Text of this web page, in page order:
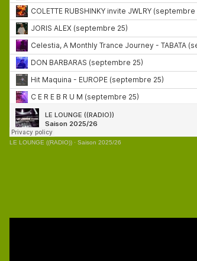
LE LOUNGE ((RADIO)) · Saison 2025/26